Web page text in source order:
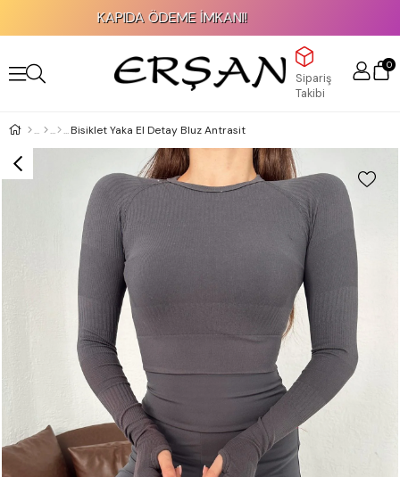
KAPIDA ÖDEME İMKANI!
Sipariş
Takibi
0
Bisiklet Yaka El Detay Bluz Antrasit